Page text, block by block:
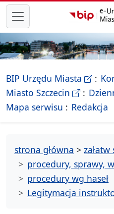
przejdź do głównego
BIP Urzędu Miasta -
Miasto Szczecin - Oficjalna
Mapa serwisu - drzewko
Redakcja
strona główna > załatw
procedury, sprawy,
procedury wg haseł
Legitymacja